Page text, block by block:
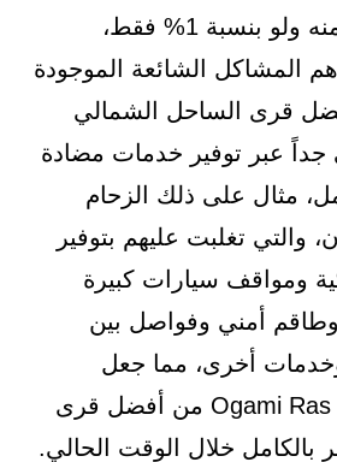
على المستفيدين منه ولو بنسبة 1% فقط،
المشاكل الشائعة الموجودة
قرى الساحل الشمالي
جداً عبر توفير خدمات مضادة
مثال على ذلك الزحام
والتي تغلبت عليهم بتوفير
ومواقف سيارات كبيرة
أمني وفواصل بين
أخرى، مما جعل
مشروع Ogami Ras El Hikma من أفضل قرى
خلال الوقت الحالي.